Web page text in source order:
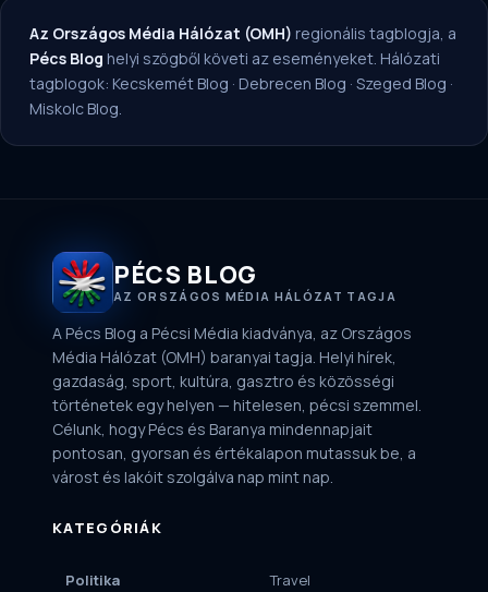
Az Országos Média Hálózat (OMH) regionális tagblogja, a
Pécs Blog helyi szögből követi az eseményeket. Hálózati
tagblogok: Kecskemét Blog · Debrecen Blog · Szeged Blog ·
Miskolc Blog.
PÉCS BLOG
AZ ORSZÁGOS MÉDIA HÁLÓZAT TAGJA
A Pécs Blog a Pécsi Média kiadványa, az Országos
Média Hálózat (OMH) baranyai tagja. Helyi hírek,
gazdaság, sport, kultúra, gasztro és közösségi
történetek egy helyen — hitelesen, pécsi szemmel.
Célunk, hogy Pécs és Baranya mindennapjait
pontosan, gyorsan és értékalapon mutassuk be, a
várost és lakóit szolgálva nap mint nap.
KATEGÓRIÁK
Politika Travel